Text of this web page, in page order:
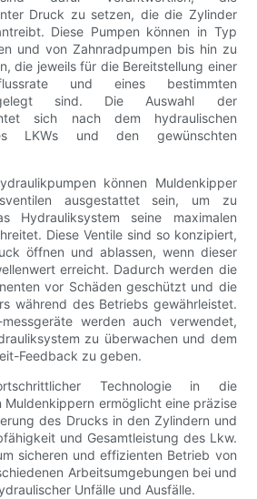
Druck zu setzen, die die Zylinder
Diese Pumpen können in Typ
und von Zahnradpumpen bis hin zu
die jeweils für die Bereitstellung einer
und eines bestimmten
sind. Die Auswahl der
sich nach dem hydraulischen
LKWs und den gewünschten
können Muldenkipper
ausgestattet sein, um zu
Hydrauliksystem seine maximalen
Diese Ventile sind so konzipiert,
öffnen und ablassen, wenn dieser
erreicht. Dadurch werden die
vor Schäden geschützt und die
während des Betriebs gewährleistet.
werden auch verwendet,
zu überwachen und dem
Feedback zu geben.
Technologie in die
Muldenkippern ermöglicht eine präzise
des Drucks in den Zylindern und
und Gesamtleistung des Lkw.
sicheren und effizienten Betrieb von
Arbeitsumgebungen bei und
Unfälle und Ausfälle.